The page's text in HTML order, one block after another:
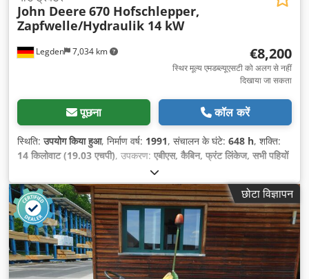
Legden 7,034 km
John Deere 670 Hofschlepper,
Zapfwelle/Hydraulik 14 kW
€8,200
स्थिर मूल्य एमडब्ल्यूएसटी को अलग से नहीं
दिखाया जा सकता
पूछना कॉल करें
स्थिति:उपयोग किया हुआ, निर्माण वर्ष: 1991, संचालन के घंटे: 648 h, शक्ति:
14 किलोवाट (19.03 एचपी), उपकरण: एबीएस, कैबिन, फ्रंट लिंकेज, सभी पहियों
छोटा विज्ञापन